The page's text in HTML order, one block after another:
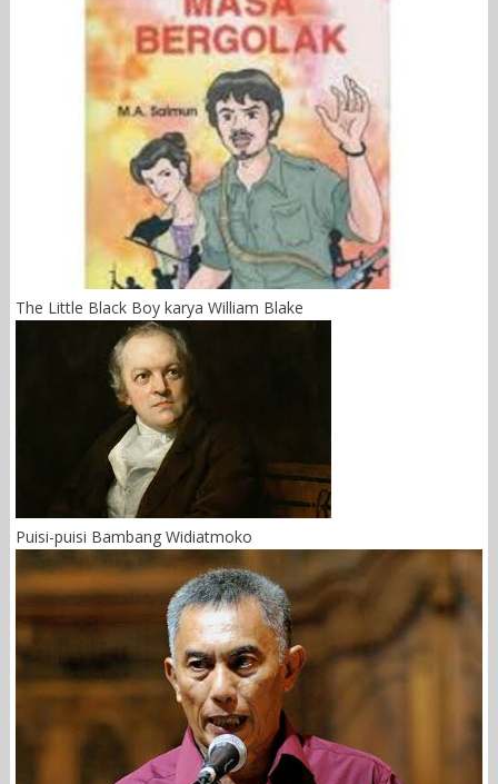
The Little Black Boy karya William Blake
Puisi-puisi Bambang Widiatmoko